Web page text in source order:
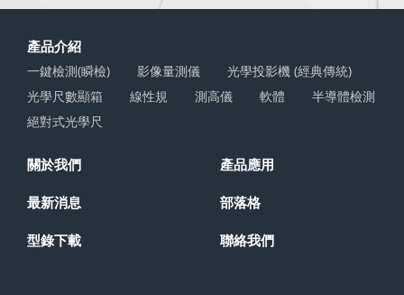
產品介紹
一鍵檢測(瞬檢) 影像量測儀
光學投影機 (經典傳統)
光學尺數顯箱
線性規 測高儀 軟體
半導體檢測
絕對式光學尺
關於我們 產品應用
最新消息 部落格
型錄下載 聯絡我們